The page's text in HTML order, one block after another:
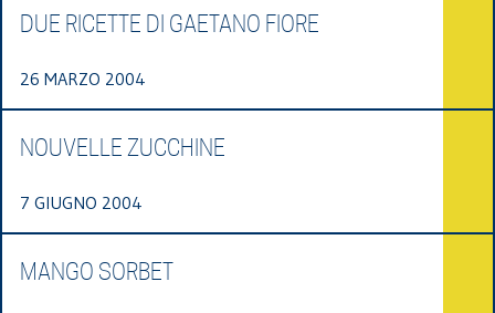
DUE RICETTE DI GAETANO FIORE
26 MARZO 2004
NOUVELLE ZUCCHINE
7 GIUGNO 2004
MANGO SORBET